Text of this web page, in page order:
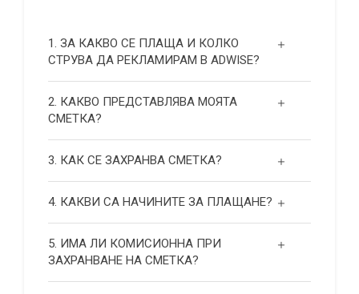
1. ЗА КАКВО СЕ ПЛАЩА И КОЛКО
СТРУВА ДА РЕКЛАМИРАМ В ADWISE?
2. КАКВО ПРЕДСТАВЛЯВА МОЯТА
СМЕТКА?
3. КАК СЕ ЗАХРАНВА СМЕТКА?
4. КАКВИ СА НАЧИНИТЕ ЗА ПЛАЩАНЕ?
5. ИМА ЛИ КОМИСИОННА ПРИ
ЗАХРАНВАНЕ НА СМЕТКА?